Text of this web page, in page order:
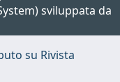
sviluppata da
su Rivista